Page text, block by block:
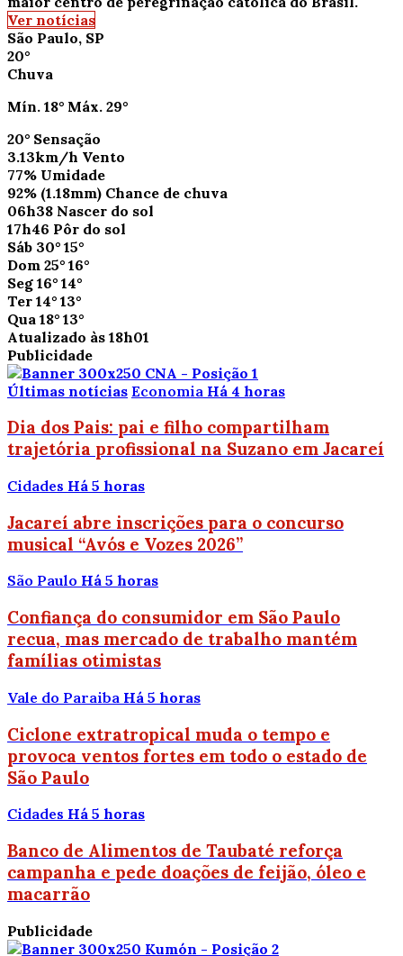
Ver notícias
São Paulo, SP
20°
Chuva
Mín. 18° Máx. 29°
20° Sensação
3.13km/h Vento
77% Umidade
92% (1.18mm) Chance de chuva
06h38 Nascer do sol
17h46 Pôr do sol
Sáb 30° 15°
Dom 25° 16°
Seg 16° 14°
Ter 14° 13°
Qua 18° 13°
Atualizado às 18h01
Publicidade
Últimas notícias Economia Há 4 horas
Dia dos Pais: pai e filho compartilham
trajetória profissional na Suzano em Jacareí
Cidades Há 5 horas
Jacareí abre inscrições para o concurso
musical “Avós e Vozes 2026”
São Paulo Há 5 horas
Confiança do consumidor em São Paulo
recua, mas mercado de trabalho mantém
famílias otimistas
Vale do Paraiba Há 5 horas
Ciclone extratropical muda o tempo e
provoca ventos fortes em todo o estado de
São Paulo
Cidades Há 5 horas
Banco de Alimentos de Taubaté reforça
campanha e pede doações de feijão, óleo e
macarrão
Publicidade